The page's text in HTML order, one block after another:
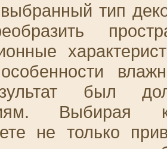
тип
был
Выбирая
не только